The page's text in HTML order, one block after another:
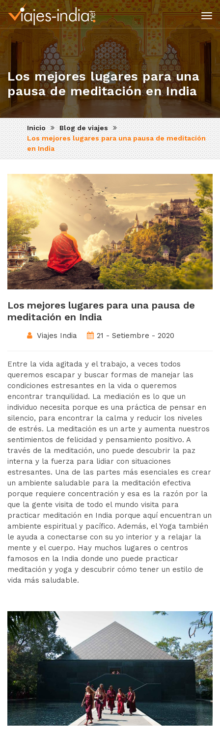
Los mejores lugares para una
pausa de meditación en India
Inicio
Blog de viajes
Los mejores lugares para una pausa de meditación
en India
Los mejores lugares para una pausa de
meditación en India
Viajes India 21 - Setiembre - 2020
Entre la vida agitada y el trabajo, a veces todos
queremos escapar y buscar formas de manejar las
condiciones estresantes en la vida o queremos
encontrar tranquilidad. La mediación es lo que un
individuo necesita porque es una práctica de pensar en
silencio, para encontrar la calma y reducir los niveles
de estrés. La meditación es un arte y aumenta nuestros
sentimientos de felicidad y pensamiento positivo. A
través de la meditación, uno puede descubrir la paz
interna y la fuerza para lidiar con situaciones
estresantes. Una de las partes más esenciales es crear
un ambiente saludable para la meditación efectiva
porque requiere concentración y esa es la razón por la
que la gente visita de todo el mundo visita para
practicar meditación en India porque aquí encuentran un
ambiente espiritual y pacífico. Además, el Yoga también
le ayuda a conectarse con su yo interior y a relajar la
mente y el cuerpo. Hay muchos lugares o centros
famosos en la India donde uno puede practicar
meditación y yoga y descubrir cómo tener un estilo de
vida más saludable.